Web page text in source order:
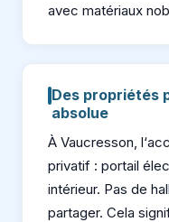
avec matériaux
Des propriétés
absolue
À Vaucresson,
privatif : portail
intérieur. Pas de
partager. Cela